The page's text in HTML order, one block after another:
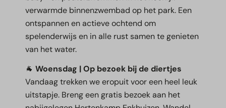
verwarmde binnenzwembad op het park. Een
ontspannen en actieve ochtend om
spelenderwijs en in alle rust samen te genieten
van het water.
🐐Woensdag | Op bezoek bij de diertjes
Vandaag trekken we eropuit voor een heel leuk
uitstapje. Breng een gratis bezoek aan het